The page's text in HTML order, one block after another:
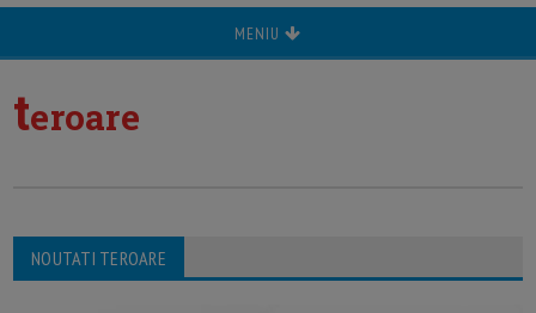
MENIU
teroare
NOUTATI TEROARE